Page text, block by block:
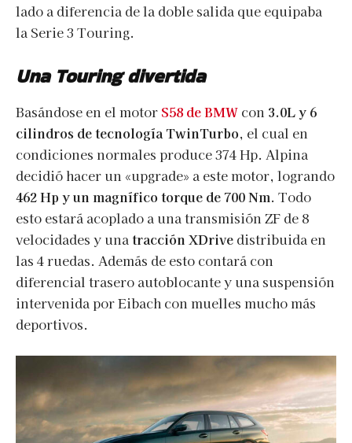
lado a diferencia de la doble salida que equipaba
la Serie 3 Touring.
Una Touring divertida
Basándose en el motor S58 de BMW con 3.0L y 6
cilindros de tecnología TwinTurbo, el cual en
condiciones normales produce 374 Hp. Alpina
decidió hacer un «upgrade» a este motor, logrando
462 Hp y un magnífico torque de 700 Nm. Todo
esto estará acoplado a una transmisión ZF de 8
velocidades y una tracción XDrive distribuida en
las 4 ruedas. Además de esto contará con
diferencial trasero autoblocante y una suspensión
intervenida por Eibach con muelles mucho más
deportivos.